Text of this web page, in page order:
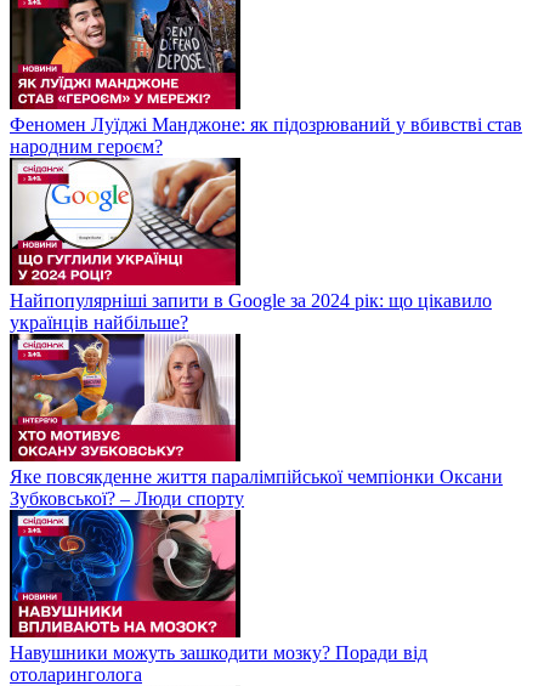
Феномен Луїджі Манджоне: як підозрюваний у вбивстві став
народним героєм?
Найпопулярніші запити в Google за 2024 рік: що цікавило
українців найбільше?
Яке повсякденне життя паралімпійської чемпіонки Оксани
Зубковської? – Люди спорту
Навушники можуть зашкодити мозку? Поради від
отоларинголога